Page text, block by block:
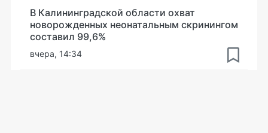
В Калининградской области охват
новорожденных неонатальным скринингом
составил 99,6%
вчера, 14:34